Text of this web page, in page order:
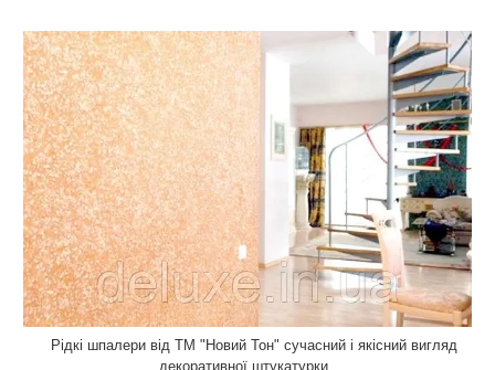
Рідкі шпалери від ТМ "Новий Тон" сучасний і якісний вигляд
декоративної штукатурки.